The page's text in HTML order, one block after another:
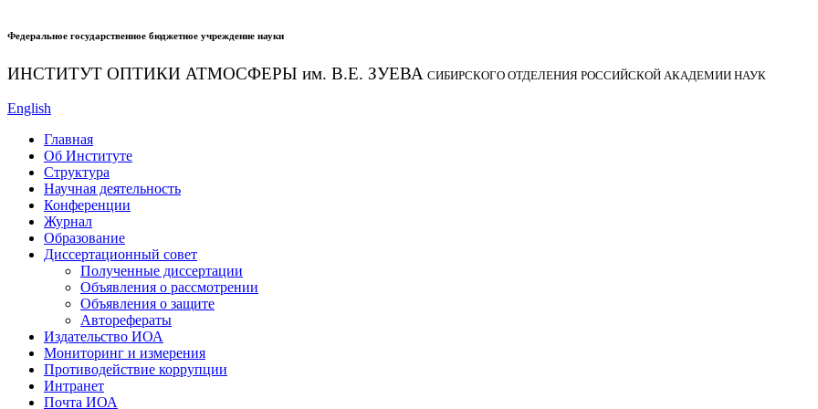
Федеральное государственное бюджетное учреждение науки
ИНСТИТУТ ОПТИКИ АТМОСФЕРЫ им. В.Е. ЗУЕВА СИБИРСКОГО ОТДЕЛЕНИЯ РОССИЙСКОЙ АКАДЕМИИ НАУК
English
Главная
Об Институте
Структура
Научная деятельность
Конференции
Журнал
Образование
Диссертационный совет
Полученные диссертации
Объявления о рассмотрении
Объявления о защите
Авторефераты
Издательство ИОА
Мониторинг и измерения
Противодействие коррупции
Интранет
Почта ИОА